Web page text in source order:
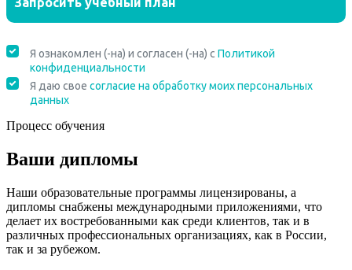
Процесс обучения
Ваши дипломы
Наши образовательные программы лицензированы, а
дипломы снабжены международными приложениями, что
делает их востребованными как среди клиентов, так и в
различных профессиональных организациях, как в России,
так и за рубежом.